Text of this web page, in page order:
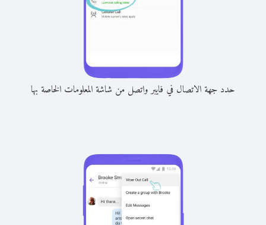
حدد جهة الاتصال في فايبر واتصل من شاشة المعلومات الخاصة بها